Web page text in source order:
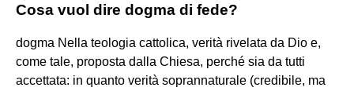
Cosa vuol dire dogma di fede?
dogma Nella teologia cattolica, verità rivelata da Dio e,
come tale, proposta dalla Chiesa, perché sia da tutti
accettata: in quanto verità soprannaturale (credibile, ma